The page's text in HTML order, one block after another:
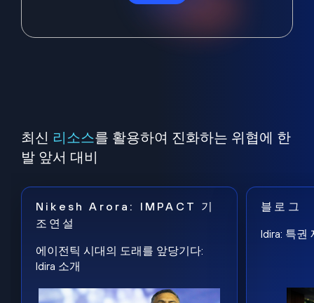
최신 리소스를 활용하여 진화하는 위협에 한
발 앞서 대비
Nikesh Arora: IMPACT 기
조연설
에이전틱 시대의 도래를 앞당기다:
Idira 소개
블로그
Idira: 특권